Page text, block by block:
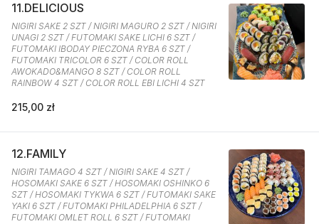
11.DELICIOUS
NIGIRI SAKE 2 SZT / NIGIRI MAGURO 2 SZT / NIGIRI
UNAGI 2 SZT / FUTOMAKI SAKE LICHI 6 SZT /
FUTOMAKI IBODAY PIECZONA RYBA 6 SZT /
FUTOMAKI TRICOLOR 6 SZT / COLOR ROLL
AWOKADO&MANGO 8 SZT / COLOR ROLL
RAINBOW 4 SZT / COLOR ROLL EBI LICHI 4 SZT
215,00 zł
12.FAMILY
NIGIRI TAMAGO 4 SZT / NIGIRI SAKE 4 SZT /
HOSOMAKI SAKE 6 SZT / HOSOMAKI OSHINKO 6
SZT / HOSOMAKI TYKWA 6 SZT / FUTOMAKI SAKE
YAKI 6 SZT / FUTOMAKI PHILADELPHIA 6 SZT /
FUTOMAKI OMLET ROLL 6 SZT / FUTOMAKI